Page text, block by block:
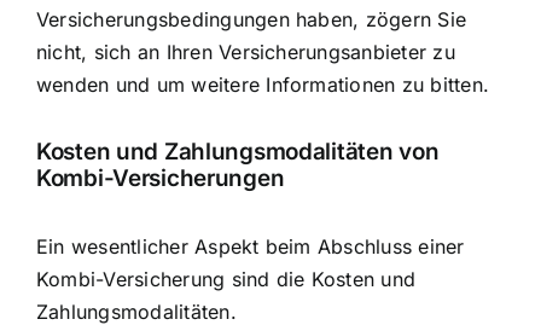
Versicherungsbedingungen haben, zögern Sie
nicht, sich an Ihren Versicherungsanbieter zu
wenden und um weitere Informationen zu bitten.
Kosten und Zahlungsmodalitäten von
Kombi-Versicherungen
Ein wesentlicher Aspekt beim Abschluss einer
Kombi-Versicherung sind die Kosten und
Zahlungsmodalitäten.